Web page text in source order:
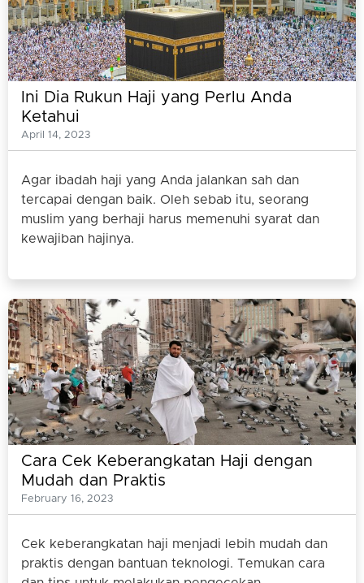
Ini Dia Rukun Haji yang Perlu Anda
Ketahui
April 14, 2023
Agar ibadah haji yang Anda jalankan sah dan
tercapai dengan baik. Oleh sebab itu, seorang
muslim yang berhaji harus memenuhi syarat dan
kewajiban hajinya.
Cara Cek Keberangkatan Haji dengan
Mudah dan Praktis
February 16, 2023
Cek keberangkatan haji menjadi lebih mudah dan
praktis dengan bantuan teknologi. Temukan cara